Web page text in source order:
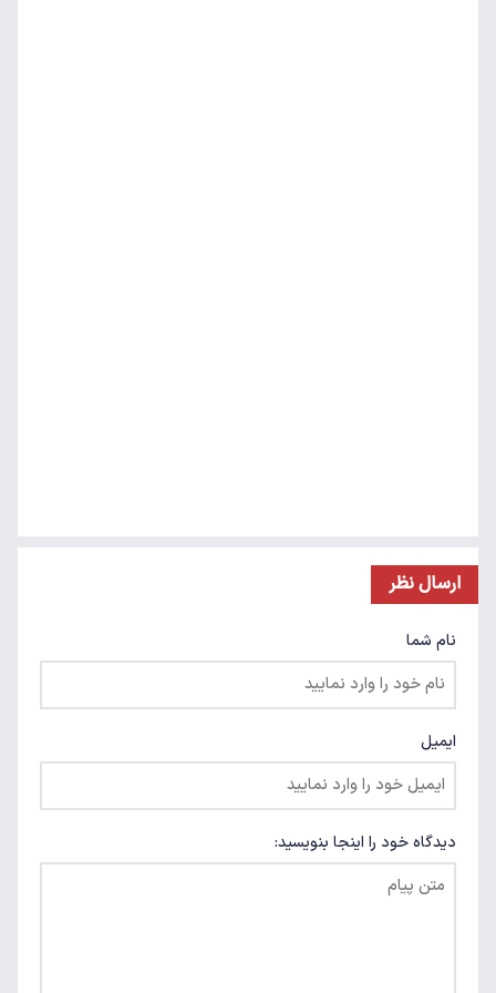
ارسال نظر
نام شما
ایمیل
دیدگاه خود را اینجا بنویسید: